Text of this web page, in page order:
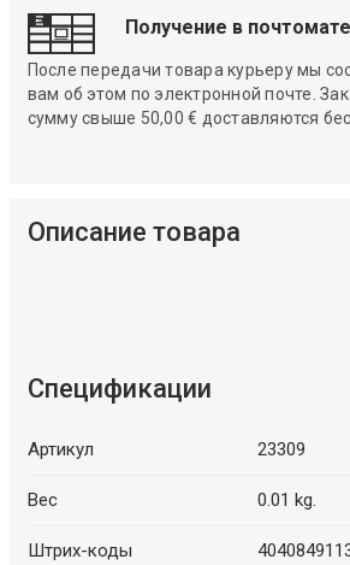
Получение в почтомате
После передачи товара курьеру мы
вам об этом по электронной почте.
сумму свыше 50,00 € доставляются
Описание товара
Спецификации
Артикул 23309
Вес 0.01 kg.
Штрих-коды